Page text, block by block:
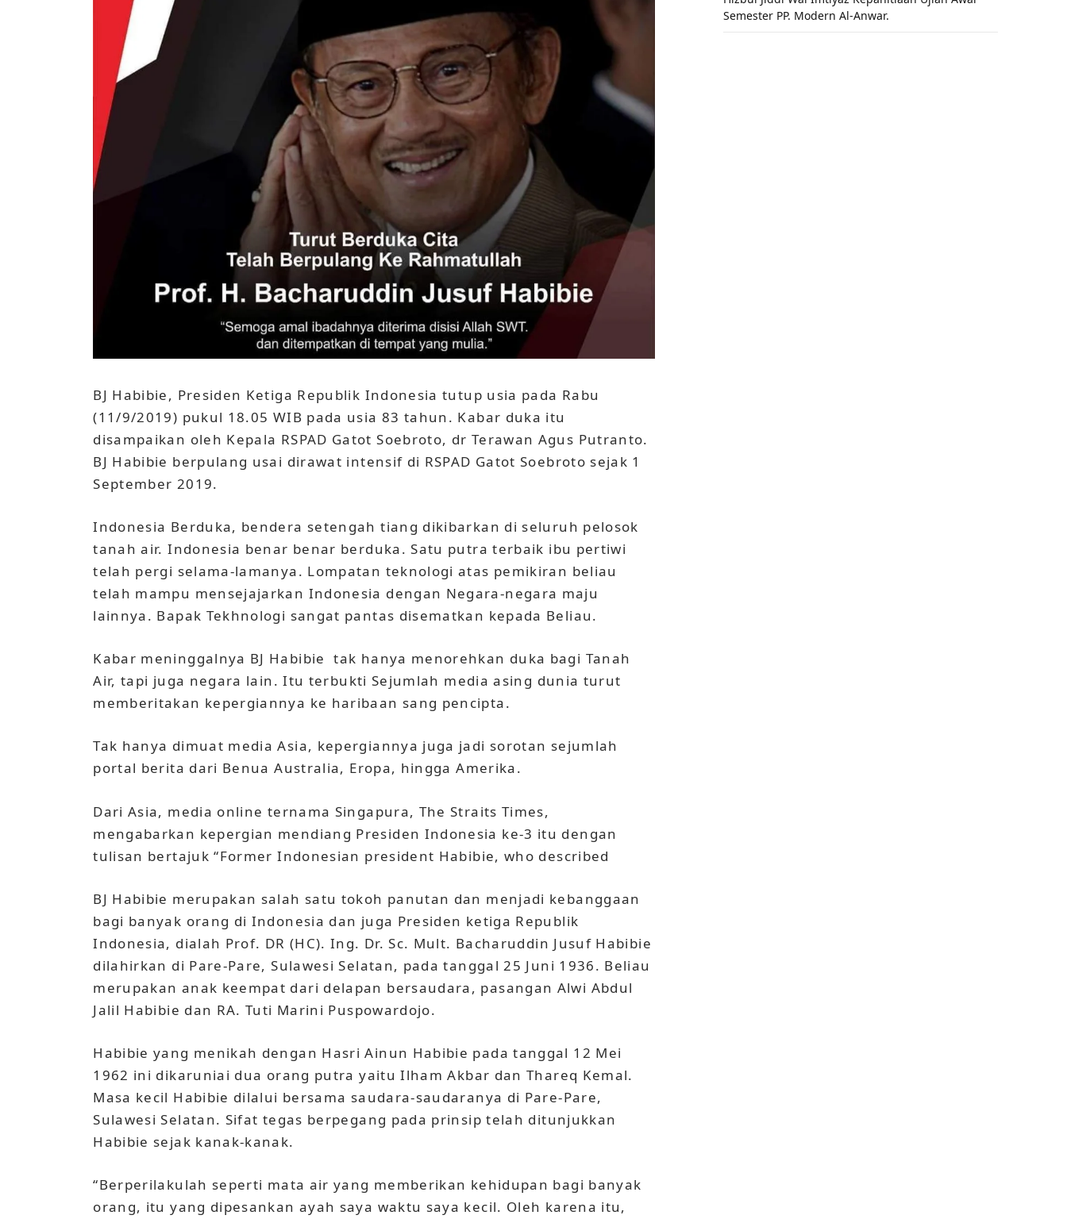
BJ Habibie, Presiden Ketiga Republik Indonesia tutup usia pada Rabu
(11/9/2019) pukul 18.05 WIB pada usia 83 tahun. Kabar duka itu
disampaikan oleh Kepala RSPAD Gatot Soebroto, dr Terawan Agus Putranto.
BJ Habibie berpulang usai dirawat intensif di RSPAD Gatot Soebroto sejak 1
September 2019.
Indonesia Berduka, bendera setengah tiang dikibarkan di seluruh pelosok
tanah air. Indonesia benar benar berduka. Satu putra terbaik ibu pertiwi
telah pergi selama-lamanya. Lompatan teknologi atas pemikiran beliau
telah mampu mensejajarkan Indonesia dengan Negara-negara maju
lainnya. Bapak Tekhnologi sangat pantas disematkan kepada Beliau.
Kabar meninggalnya BJ Habibie tak hanya menorehkan duka bagi Tanah
Air, tapi juga negara lain. Itu terbukti Sejumlah media asing dunia turut
memberitakan kepergiannya ke haribaan sang pencipta.
Tak hanya dimuat media Asia, kepergiannya juga jadi sorotan sejumlah
portal berita dari Benua Australia, Eropa, hingga Amerika.
Dari Asia, media online ternama Singapura, The Straits Times,
mengabarkan kepergian mendiang Presiden Indonesia ke-3 itu dengan
tulisan bertajuk “Former Indonesian president Habibie, who described
BJ Habibie merupakan salah satu tokoh panutan dan menjadi kebanggaan
bagi banyak orang di Indonesia dan juga Presiden ketiga Republik
Indonesia, dialah Prof. DR (HC). Ing. Dr. Sc. Mult. Bacharuddin Jusuf Habibie
dilahirkan di Pare-Pare, Sulawesi Selatan, pada tanggal 25 Juni 1936. Beliau
merupakan anak keempat dari delapan bersaudara, pasangan Alwi Abdul
Jalil Habibie dan RA. Tuti Marini Puspowardojo.
Habibie yang menikah dengan Hasri Ainun Habibie pada tanggal 12 Mei
1962 ini dikaruniai dua orang putra yaitu Ilham Akbar dan Thareq Kemal.
Masa kecil Habibie dilalui bersama saudara-saudaranya di Pare-Pare,
Sulawesi Selatan. Sifat tegas berpegang pada prinsip telah ditunjukkan
Habibie sejak kanak-kanak.
“Berperilakulah seperti mata air yang memberikan kehidupan bagi banyak
orang, itu yang dipesankan ayah saya waktu saya kecil. Oleh karena itu,
Semester PP. Modern Al-Anwar.